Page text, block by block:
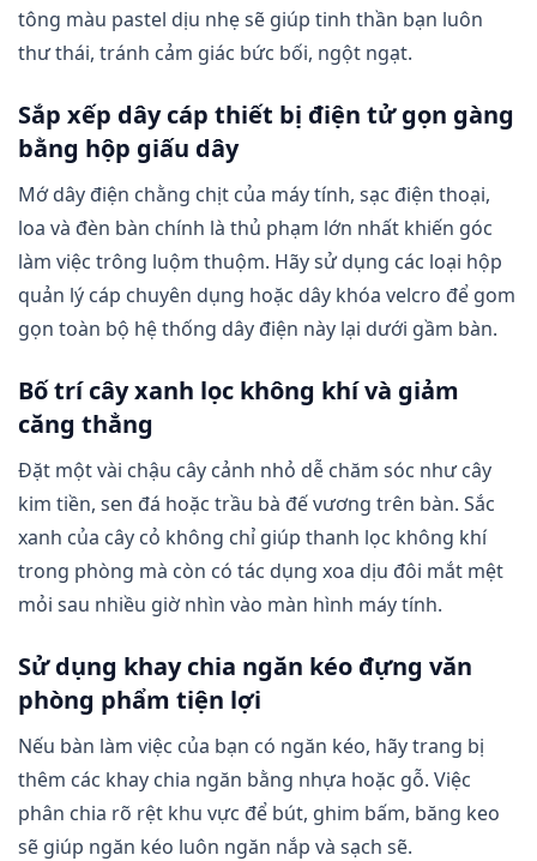
tông màu pastel dịu nhẹ sẽ giúp tinh thần bạn luôn
thư thái, tránh cảm giác bức bối, ngột ngạt.
Sắp xếp dây cáp thiết bị điện tử gọn gàng
bằng hộp giấu dây
Mớ dây điện chằng chịt của máy tính, sạc điện thoại,
loa và đèn bàn chính là thủ phạm lớn nhất khiến góc
làm việc trông luộm thuộm. Hãy sử dụng các loại hộp
quản lý cáp chuyên dụng hoặc dây khóa velcro để gom
gọn toàn bộ hệ thống dây điện này lại dưới gầm bàn.
Bố trí cây xanh lọc không khí và giảm
căng thẳng
Đặt một vài chậu cây cảnh nhỏ dễ chăm sóc như cây
kim tiền, sen đá hoặc trầu bà đế vương trên bàn. Sắc
xanh của cây cỏ không chỉ giúp thanh lọc không khí
trong phòng mà còn có tác dụng xoa dịu đôi mắt mệt
mỏi sau nhiều giờ nhìn vào màn hình máy tính.
Sử dụng khay chia ngăn kéo đựng văn
phòng phẩm tiện lợi
Nếu bàn làm việc của bạn có ngăn kéo, hãy trang bị
thêm các khay chia ngăn bằng nhựa hoặc gỗ. Việc
phân chia rõ rệt khu vực để bút, ghim bấm, băng keo
sẽ giúp ngăn kéo luôn ngăn nắp và sạch sẽ.